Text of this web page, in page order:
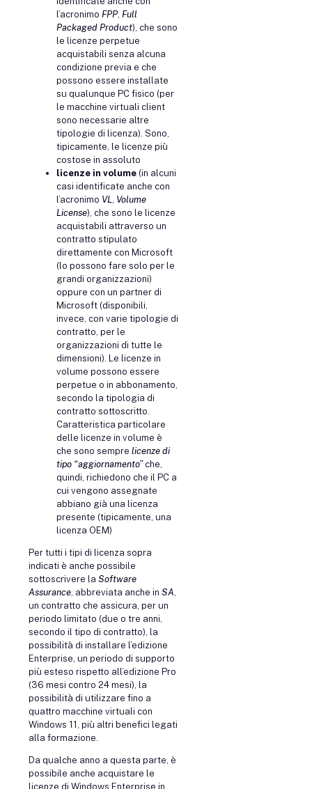
l’acronimo FPP, Full
Packaged Product), che sono
le licenze perpetue
acquistabili senza alcuna
condizione previa e che
possono essere installate
su qualunque PC fisico (per
le macchine virtuali client
sono necessarie altre
tipologie di licenza). Sono,
tipicamente, le licenze più
costose in assoluto
licenze in volume (in alcuni
casi identificate anche con
l’acronimo VL, Volume
License), che sono le licenze
acquistabili attraverso un
contratto stipulato
direttamente con Microsoft
(lo possono fare solo per le
grandi organizzazioni)
oppure con un partner di
Microsoft (disponibili,
invece, con varie tipologie di
contratto, per le
organizzazioni di tutte le
dimensioni). Le licenze in
volume possono essere
perpetue o in abbonamento,
secondo la tipologia di
contratto sottoscritto.
Caratteristica particolare
delle licenze in volume è
che sono sempre licenze di
tipo “aggiornamento”che,
quindi, richiedono che il PC a
cui vengono assegnate
abbiano già una licenza
presente (tipicamente, una
licenza OEM)
Per tutti i tipi di licenza sopra
indicati è anche possibile
sottoscrivere la Software
Assurance, abbreviata anche in SA,
un contratto che assicura, per un
periodo limitato (due o tre anni,
secondo il tipo di contratto), la
possibilità di installare l’edizione
Enterprise, un periodo di supporto
più esteso rispetto all’edizione Pro
(36 mesi contro 24 mesi), la
possibilità di utilizzare fino a
quattro macchine virtuali con
Windows 11, più altri benefici legati
alla formazione.
Da qualche anno a questa parte, è
possibile anche acquistare le
licenze di Windows Enterprise in